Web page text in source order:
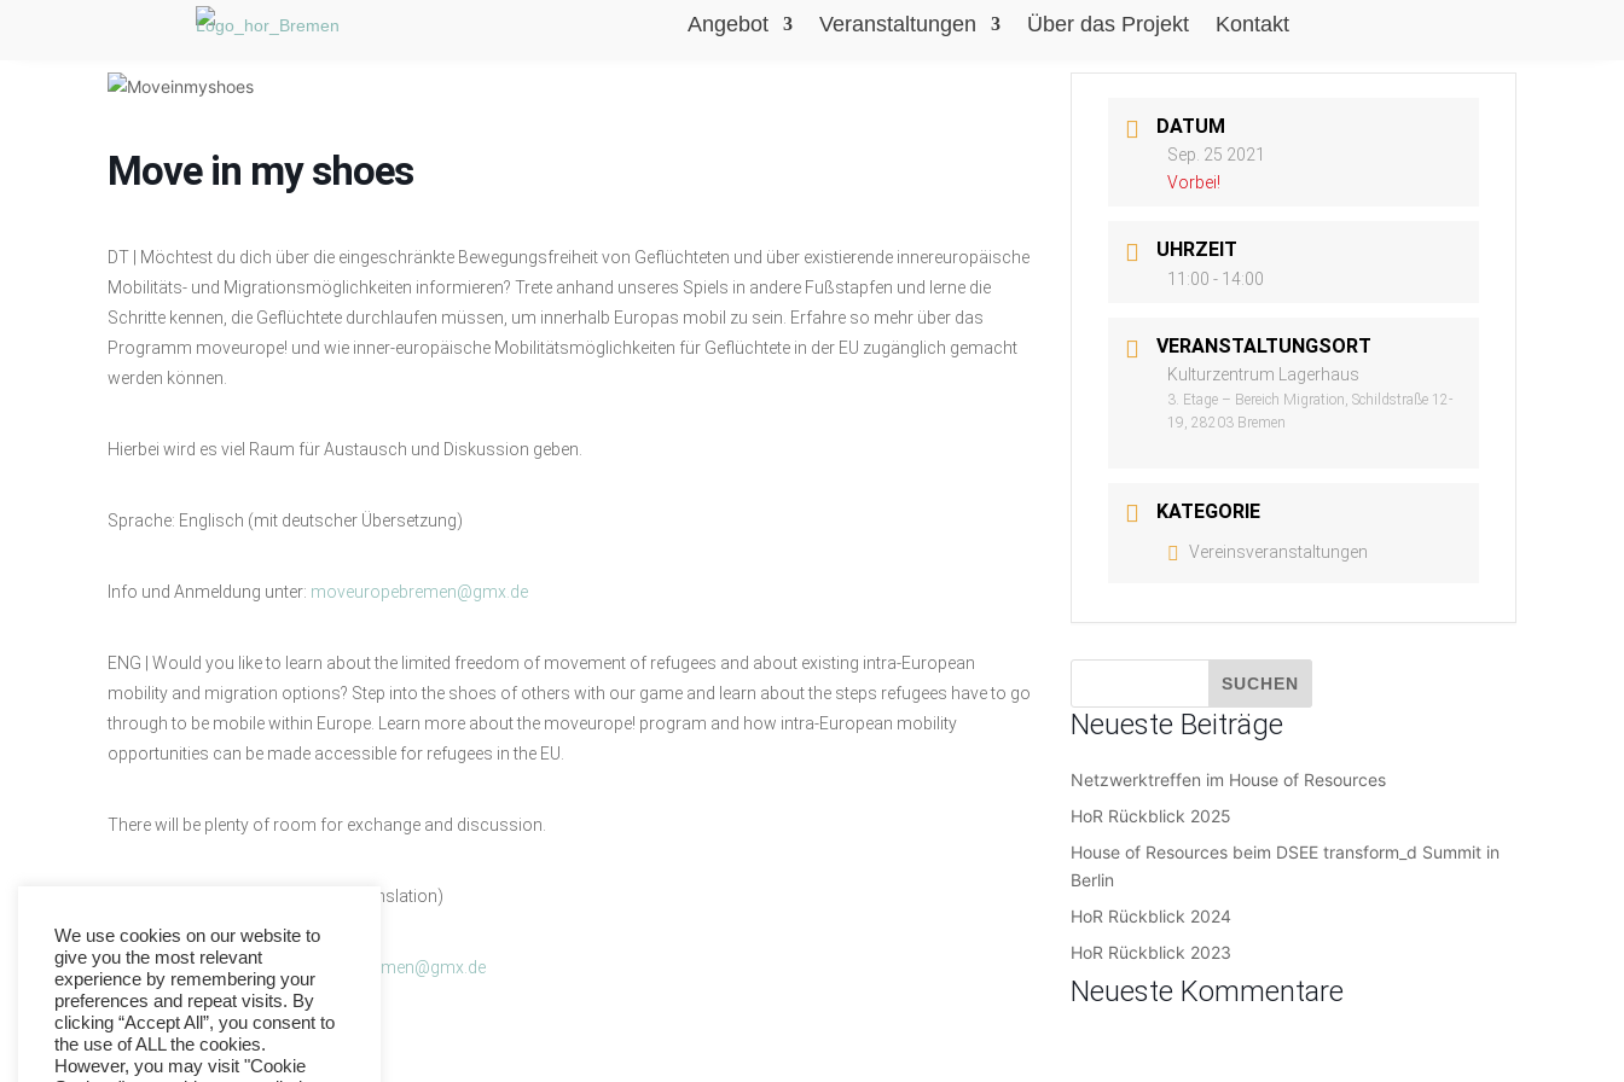
Angebot Veranstaltungen Über das Projekt Kontakt
Move in my shoes
DT | Möchtest du dich über die eingeschränkte Bewegungsfreiheit von Geflüchteten und über existierende innereuropäische
Mobilitäts- und Migrationsmöglichkeiten informieren? Trete anhand unseres Spiels in andere Fußstapfen und lerne die
Schritte kennen, die Geflüchtete durchlaufen müssen, um innerhalb Europas mobil zu sein. Erfahre so mehr über das
Programm moveurope! und wie inner-europäische Mobilitätsmöglichkeiten für Geflüchtete in der EU zugänglich gemacht
werden können.
Hierbei wird es viel Raum für Austausch und Diskussion geben.
Sprache: Englisch (mit deutscher Übersetzung)
Info und Anmeldung unter: moveuropebremen@gmx.de
ENG | Would you like to learn about the limited freedom of movement of refugees and about existing intra-European
mobility and migration options? Step into the shoes of others with our game and learn about the steps refugees have to go
through to be mobile within Europe. Learn more about the moveurope! program and how intra-European mobility
opportunities can be made accessible for refugees in the EU.
There will be plenty of room for exchange and discussion.
Language: English (with German translation)
Info and registration: moveuropebremen@gmx.de
DATUM
Sep. 25 2021
Vorbei!
UHRZEIT
11:00 - 14:00
VERANSTALTUNGSORT
Kulturzentrum Lagerhaus
3. Etage – Bereich Migration, Schildstraße 12-
19, 28203 Bremen
KATEGORIE
Vereinsveranstaltungen
Neueste Beiträge
Netzwerktreffen im House of Resources
HoR Rückblick 2025
House of Resources beim DSEE transform_d Summit in
Berlin
HoR Rückblick 2024
HoR Rückblick 2023
Neueste Kommentare
We use cookies on our website to
give you the most relevant
experience by remembering your
preferences and repeat visits. By
clicking “Accept All”, you consent to
the use of ALL the cookies.
However, you may visit "Cookie